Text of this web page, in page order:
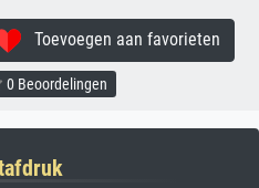
Toevoegen aan favorieten
0 Beoordelingen